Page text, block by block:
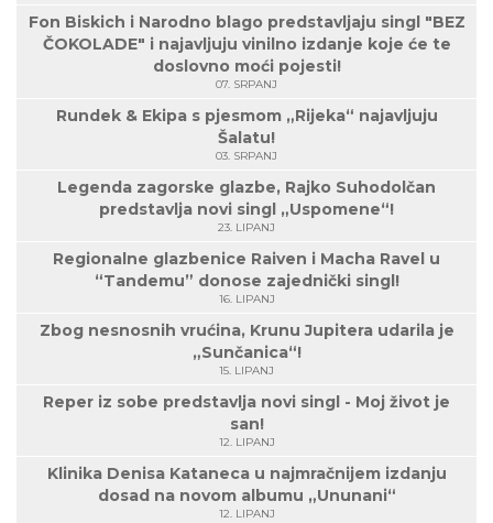
Fon Biskich i Narodno blago predstavljaju singl "BEZ
ČOKOLADE" i najavljuju vinilno izdanje koje će te
doslovno moći pojesti!
07. SRPANJ
Rundek & Ekipa s pjesmom „Rijeka“ najavljuju
Šalatu!
03. SRPANJ
Legenda zagorske glazbe, Rajko Suhodolčan
predstavlja novi singl „Uspomene“!
23. LIPANJ
Regionalne glazbenice Raiven i Macha Ravel u
“Tandemu” donose zajednički singl!
16. LIPANJ
Zbog nesnosnih vrućina, Krunu Jupitera udarila je
„Sunčanica“!
15. LIPANJ
Reper iz sobe predstavlja novi singl - Moj život je
san!
12. LIPANJ
Klinika Denisa Kataneca u najmračnijem izdanju
dosad na novom albumu „Ununani“
12. LIPANJ